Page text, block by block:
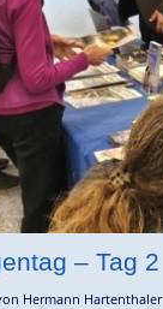
– Tag 2
Hermann Hartenthaler